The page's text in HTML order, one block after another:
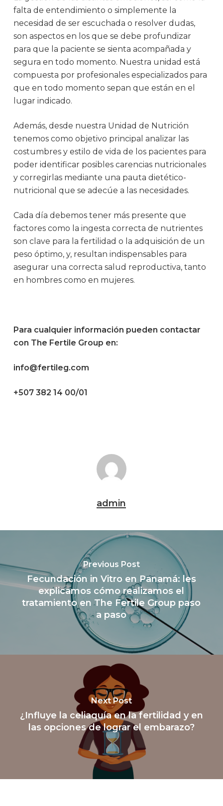
falta de entendimiento o simplemente la
necesidad de ser escuchada o resolver dudas,
son aspectos en los que se debe profundizar
para que la paciente se sienta acompañada y
segura en todo momento. Nuestra unidad está
compuesta por profesionales especializados para
que en todo momento sepan que están en el
lugar indicado.
Además, desde nuestra Unidad de Nutrición
tenemos como objetivo principal analizar las
costumbres y estilo de vida de los pacientes para
poder identificar posibles carencias nutricionales
y corregirlas mediante una pauta dietético-
nutricional que se adecúe a las necesidades.
Cada día debemos tener más presente que
factores como la ingesta correcta de nutrientes
son clave para la fertilidad o la adquisición de un
peso óptimo, y, resultan indispensables para
asegurar una correcta salud reproductiva, tanto
en hombres como en mujeres.
Para cualquier información pueden contactar
con The Fertile Group en:
info@fertileg.com
+507 382 14 00/01
admin
Previous Post
Fecundación in Vitro en Panamá: les
explicamos cómo realizamos el
tratamiento en The Fertile Group paso
a paso
Next Post
¿Influye la celiaquía en la fertilidad y en
las opciones de lograr el embarazo?